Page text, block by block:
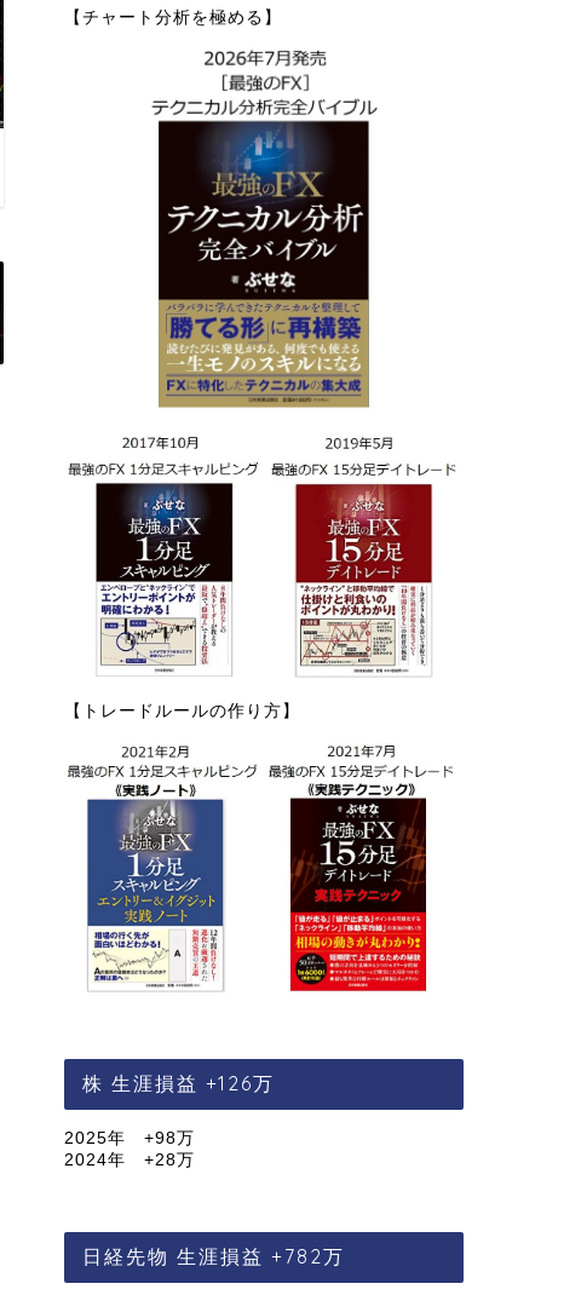
【チャート分析を極める】
【トレードルールの作り方】
株 生涯損益 +126万
2025年 +98万
2024年 +28万
日経先物 生涯損益 +782万